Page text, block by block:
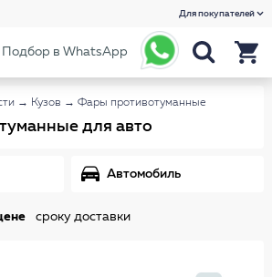
Для покупателей
Подбор в WhatsApp
→ Кузов → Фары противотуманные
для авто
Автомобиль
сроку доставки